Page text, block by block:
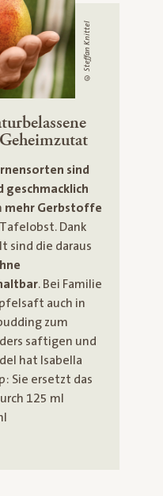
© Steffan Knittel
sind
geschmacklich
mehr Gerbstoffe
Dank
sind die daraus
. Bei Familie
auch in
zum
saftigen und
hat Isabella
Sie ersetzt das
125 ml